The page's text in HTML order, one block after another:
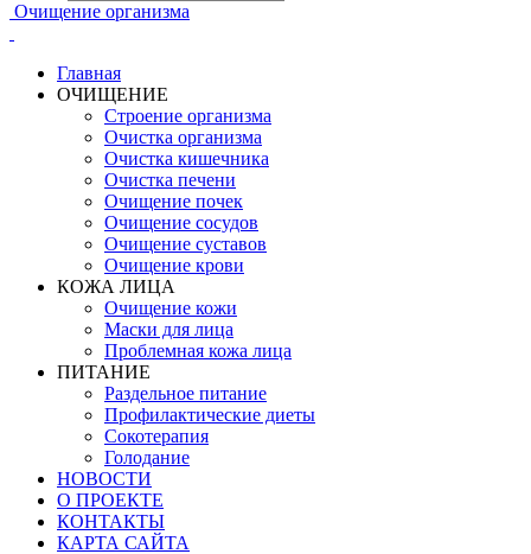
Очищение организма
Главная
ОЧИЩЕНИЕ
Строение организма
Очистка организма
Очистка кишечника
Очистка печени
Очищение почек
Очищение сосудов
Очищение суставов
Очищение крови
КОЖА ЛИЦА
Очищение кожи
Маски для лица
Проблемная кожа лица
ПИТАНИЕ
Раздельное питание
Профилактические диеты
Сокотерапия
Голодание
НОВОСТИ
О ПРОЕКТЕ
КОНТАКТЫ
КАРТА САЙТА